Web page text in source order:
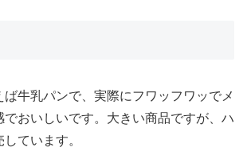
ば牛乳パンで、実際にフワッフワッでメ
でおいしいです。大きい商品ですが、ハ
ています。